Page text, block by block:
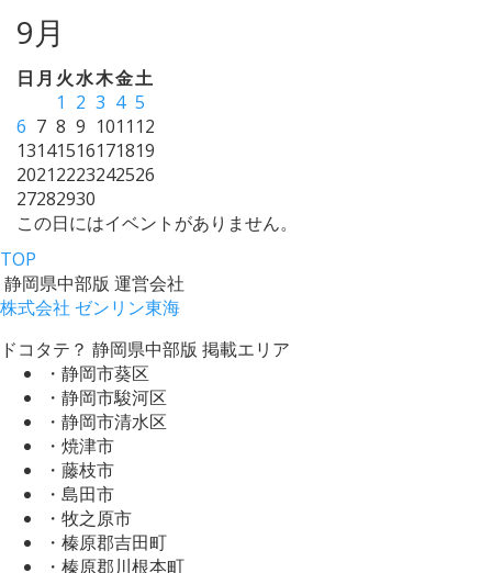
9月
日 月 火水木金土
1 2 3 4 5
6 7 8 9 1011 12
13141516171819
20212223242526
27282930
この日にはイベントがありません。
TOP
静岡県中部版 運営会社
株式会社 ゼンリン東海
ドコタテ？ 静岡県中部版 掲載エリア
・静岡市葵区
・静岡市駿河区
・静岡市清水区
・焼津市
・藤枝市
・島田市
・牧之原市
・榛原郡吉田町
・榛原郡川根本町